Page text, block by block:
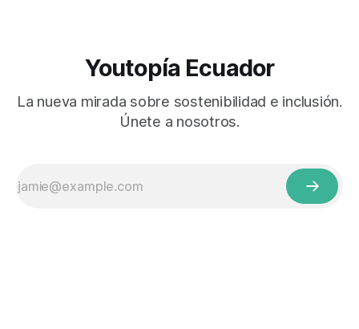
Youtopía Ecuador
La nueva mirada sobre sostenibilidad e inclusión.
Únete a nosotros.